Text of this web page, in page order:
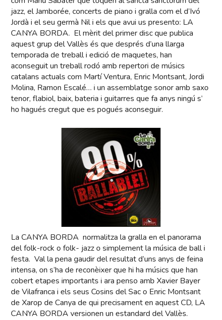
jazz, el Jamborée, concerts de piano i gralla com el d’Ivó
Jordà i el seu germà Nil i els que avui us presento: LA
CANYA BORDA. El mèrit del primer disc que publica
aquest grup del Vallès és que després d’una llarga
temporada de treball i edició de maquetes, han
aconseguit un treball rodó amb repertori de músics
catalans actuals com Martí Ventura, Enric Montsant, Jordi
Molina, Ramon Escalé… i un assemblatge sonor amb saxo
tenor, flabiol, baix, bateria i guitarres que fa anys ningú s’
ho hagués cregut que es pogués aconseguir.
La CANYA BORDA normalitza la gralla en el panorama
del folk-rock o folk- jazz o simplement la música de ball i
festa. Val la pena gaudir del resultat d’uns anys de feina
intensa, on s’ha de reconèixer que hi ha músics que han
cobert etapes importants i ara penso amb Xavier Bayer
de Vilafranca i els seus Cosins del Sac o Enric Montsant
de Xarop de Canya de qui precisament en aquest CD, LA
CANYA BORDA versionen un estandard del Vallès.